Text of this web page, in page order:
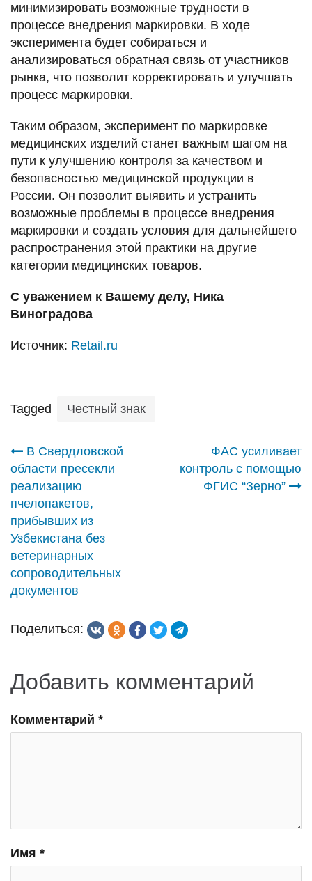
минимизировать возможные трудности в
процессе внедрения маркировки. В ходе
эксперимента будет собираться и
анализироваться обратная связь от участников
рынка, что позволит корректировать и улучшать
процесс маркировки.
Таким образом, эксперимент по маркировке
медицинских изделий станет важным шагом на
пути к улучшению контроля за качеством и
безопасностью медицинской продукции в
России. Он позволит выявить и устранить
возможные проблемы в процессе внедрения
маркировки и создать условия для дальнейшего
распространения этой практики на другие
категории медицинских товаров.
С уважением к Вашему делу, Ника
Виноградова
Источник: Retail.ru
Tagged Честный знак
Навигация
по
записям
В Свердловской
области пресекли
реализацию
пчелопакетов,
прибывших из
Узбекистана без
ветеринарных
сопроводительных
документов
ФАС усиливает
контроль с помощью
ФГИС “Зерно”
Поделиться:
Добавить комментарий
Комментарий *
Имя *